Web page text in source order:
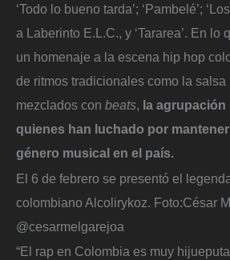
‘Todo lo bueno tarda’; ‘Pambelé’;
a Laberinto E.L.C., y ‘Tararea’. En lo
un homenaje a la escena hip hop
de ritmos tradicionales como la salsa
mezclados con beats, la
quienes han luchado por
género musical en el país.
El 6 de febrero se presentó el
colombiano Alcolirykoz. Foto:César
@cesarmelgarejoa
“El rap en Colombia es muy